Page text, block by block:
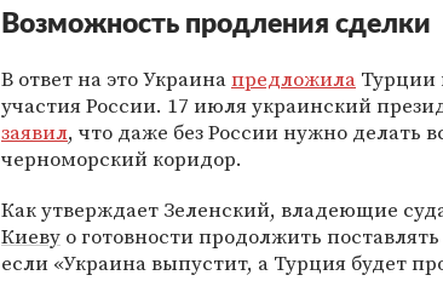
Возможность продления сделки
В ответ на это Украинапредложила Турции
участия России. 17 июля украинский
заявил, что даже без России нужно делать
черноморский коридор.
Как утверждает Зеленский, владеющие
Киеву о готовности продолжить
если «Украина выпустит, а Турция будет